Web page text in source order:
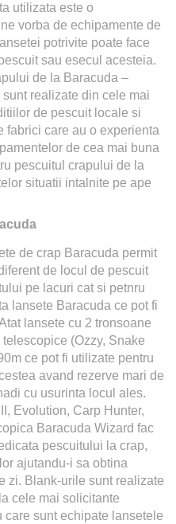
utilizata este o
vorba de echipamente de
potrivite poate face
sau esecul acesteia.
de la Baracuda –
realizate din cele mai
de pescuit locale si
fabrici care au o experienta
de cea mai buna
pescuitul crapului de la
situatii intalnite pe ape
de crap Baracuda permit
de locul de pescuit
pe lacuri cat si petnru
lansete Baracuda ce pot fi
lansete cu 2 tronsoane
(Ozzy, Snake
ce pot fi utilizate pentru
avand rezerve mari de
cu usurinta locul ales.
Evolution, Carp Hunter,
Baracuda Wizard fac
pescuitului la crap,
ajutandu-i sa obtina
zi. Blank-urile sunt realizate
cele mai solicitante
sunt echipate lansetele